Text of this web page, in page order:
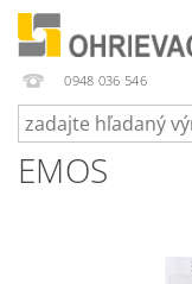
0948 036 546
EMOS